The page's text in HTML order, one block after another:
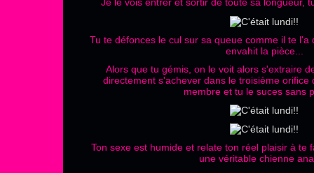
Je le vois entrer et sortir de toute sa longueur,
Tu te défonces le cul sur sa queue comme il te
envahit la pièce...
Alors que tu gémis, on le voit alors s'extraire
directement s'achever dans le troisième orifice
membre et tu le suces sans
Ton sexe est humide et relate ton réel plaisir à te
une véritable chienne